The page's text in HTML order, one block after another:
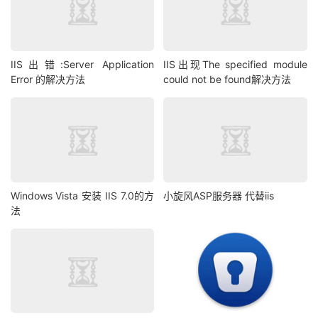
IIS出错:Server Application
Error 的解决方法
IIS出现The specified module
could not be found解决方法
Windows Vista 安装 IIS 7.0的方
法
小旋风ASP服务器 代替iis